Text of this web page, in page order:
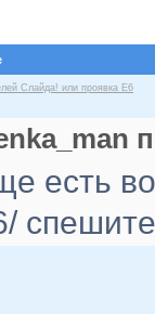
Слайда! или проявка E6
есть